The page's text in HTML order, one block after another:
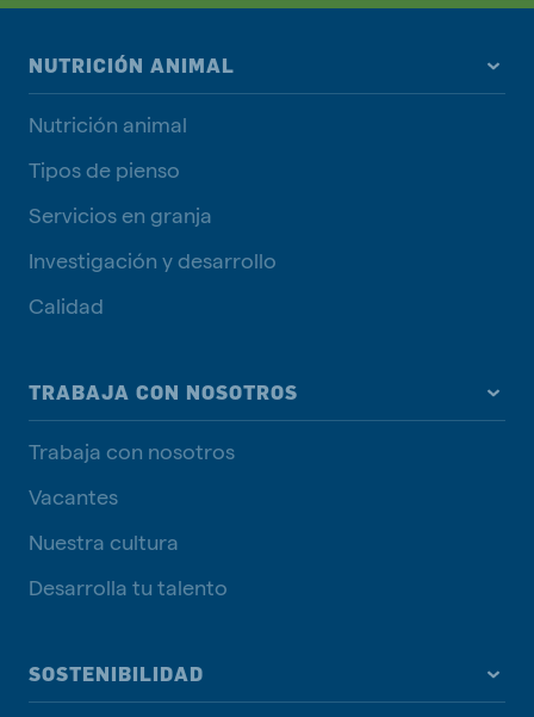
NUTRICIÓN ANIMAL
Nutrición animal
Tipos de pienso
Servicios en granja
Investigación y desarrollo
Calidad
TRABAJA CON NOSOTROS
Trabaja con nosotros
Vacantes
Nuestra cultura
Desarrolla tu talento
SOSTENIBILIDAD